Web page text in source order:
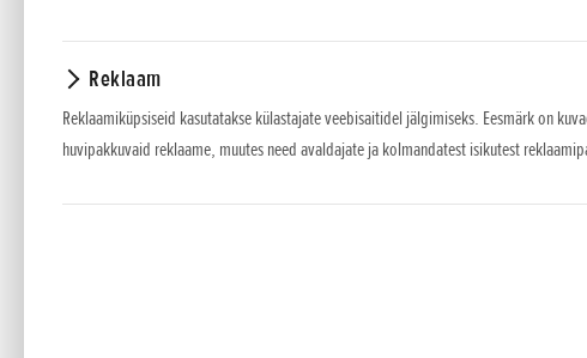
Reklaam
Reklaamiküpsiseid kasutatakse külastajate veebisaitidel jälgimiseks. Eesmärk on
huvipakkuvaid reklaame, muutes need avaldajate ja kolmandatest isikutest
LIHTNE KUI LAPSEMÄNG
Honda BF 2.3 on kerge, lihtsasti transporditav ning
igaüks probleemideta käsitseda.
Täiustasime BF 2.3 mudelit
Selle mootori võimsuse ja kaalu suhe on oma klassi
gaasihoova käepidemele kui ka automaatsele